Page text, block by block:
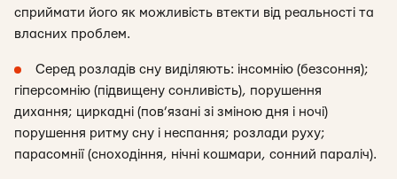
сприймати його як можливість втекти від реальності та
власних проблем.
Серед розладів сну виділяють: інсомнію (безсоння);
гіперсомнію (підвищену сонливість), порушення
дихання; циркадні (пов’язані зі зміною дня і ночі)
порушення ритму сну і неспання; розлади руху;
парасомнії (сноходіння, нічні кошмари, сонний параліч).